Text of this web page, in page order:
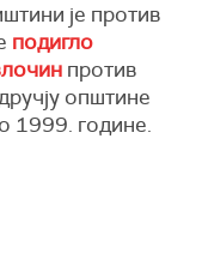
је против
подигло
против
општине
1999. године.